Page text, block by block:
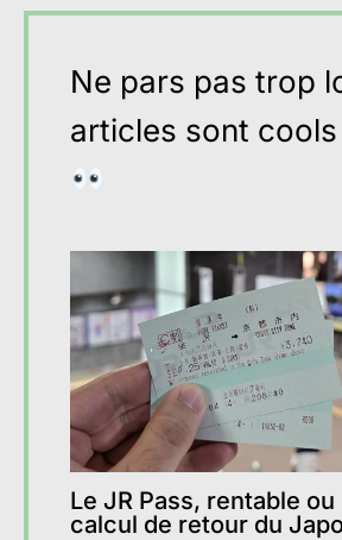
Ne pars pas trop
articles sont cools
Le JR Pass, rentable ou
calcul de retour du